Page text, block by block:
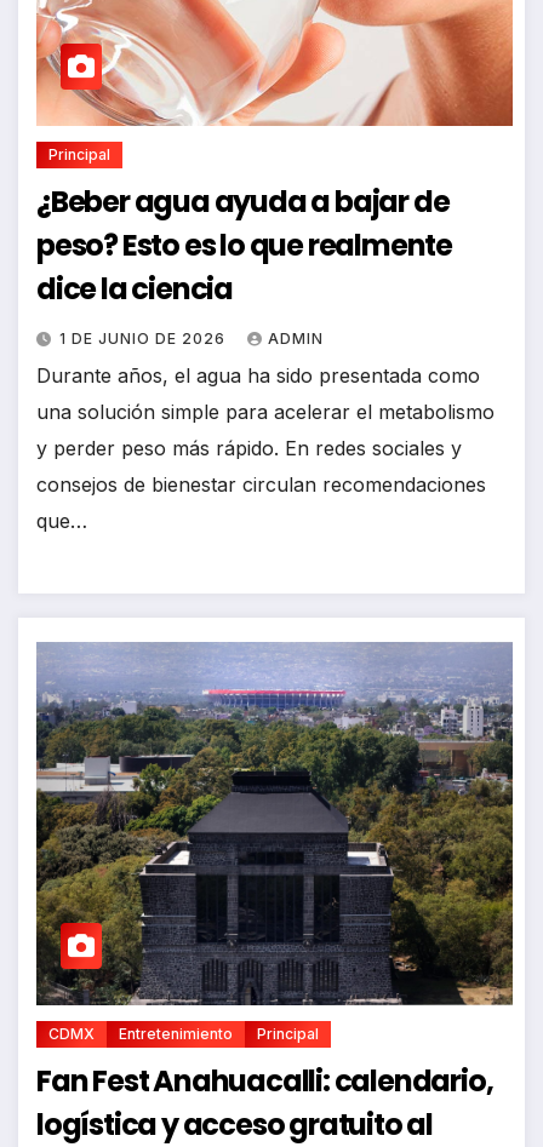
Principal
¿Beber agua ayuda a bajar de
peso? Esto es lo que realmente
dice la ciencia
1 DE JUNIO DE 2026 ADMIN
Durante años, el agua ha sido presentada como
una solución simple para acelerar el metabolismo
y perder peso más rápido. En redes sociales y
consejos de bienestar circulan recomendaciones
que…
CDMX Entretenimiento Principal
Fan Fest Anahuacalli: calendario,
logística y acceso gratuito al